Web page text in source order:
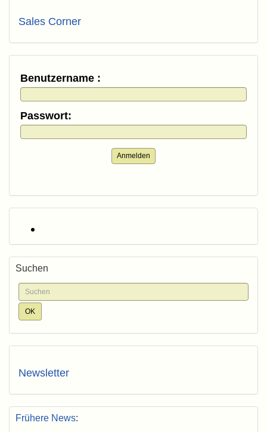
Sales Corner
Benutzername :
Passwort:
Anmelden
Suchen
Newsletter
Frühere News: